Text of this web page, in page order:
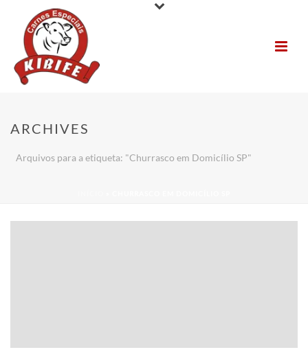
ARCHIVES
Arquivos para a etiqueta: "Churrasco em Domicílio SP"